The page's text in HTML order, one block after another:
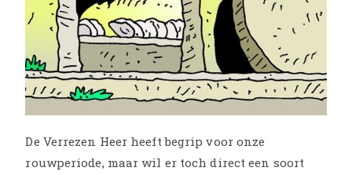
De Verrezen Heer heeft begrip voor onze
rouwperiode, maar wil er toch direct een soort